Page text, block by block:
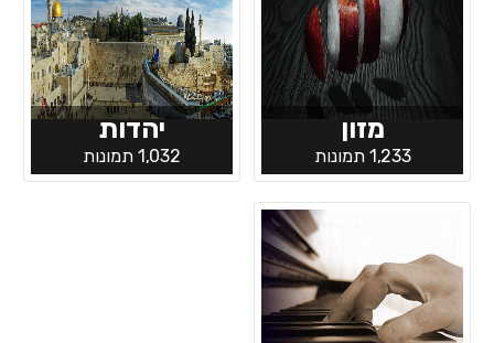
מזון
1,233 תמונות
יהדות
1,032 תמונות